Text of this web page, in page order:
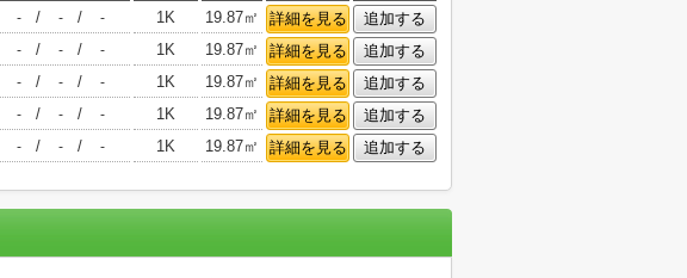
- / - / - 1K 19.87㎡ 詳細を見る
追加する
- / - / - 1K 19.87㎡ 詳細を見る
追加する
- / - / - 1K 19.87㎡ 詳細を見る
追加する
- / - / - 1K 19.87㎡ 詳細を見る
追加する
- / - / - 1K 19.87㎡ 詳細を見る 追加する